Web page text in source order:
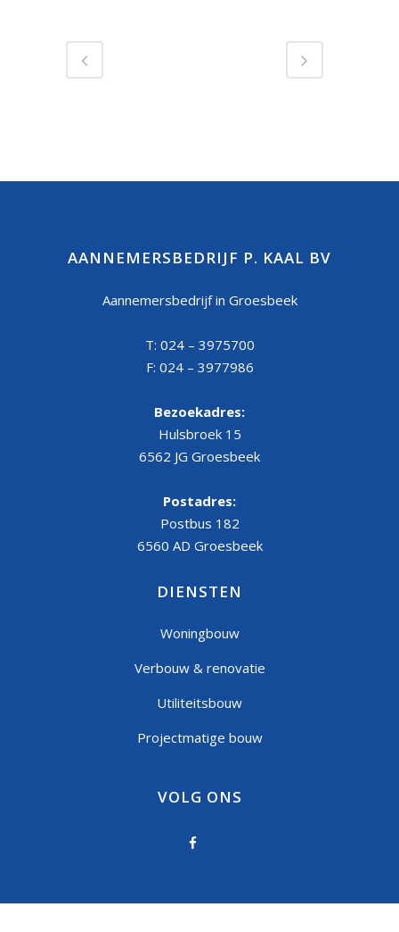
AANNEMERSBEDRIJF P. KAAL BV
Aannemersbedrijf in Groesbeek
T: 024 – 3975700
F: 024 – 3977986
Bezoekadres:
Hulsbroek 15
6562 JG Groesbeek
Postadres:
Postbus 182
6560 AD Groesbeek
DIENSTEN
Woningbouw
Verbouw & renovatie
Utiliteitsbouw
Projectmatige bouw
VOLG ONS